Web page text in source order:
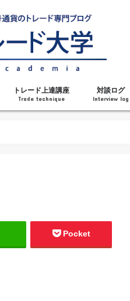
トレード上達講座
Trade technique
対談ログ
Interview log
Pocket